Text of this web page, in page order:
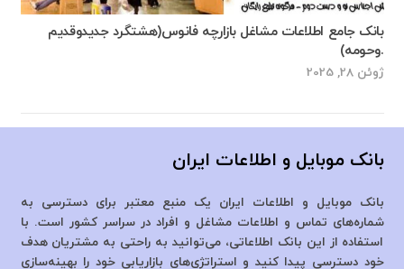
بانک جامع اطلاعات مشاغل بازارچه فانوس(هشتگرد جدیدوقدیم
.وحومه)
ژوئن 28, 2025
بانک موبایل و اطلاعات ایران
بانک موبایل و اطلاعات ایران یک منبع معتبر برای دسترسی به
شماره‌های تماس و اطلاعات مشاغل و افراد در سراسر کشور است. با
استفاده از این بانک اطلاعاتی، می‌توانید به راحتی به مشتریان هدف
خود دسترسی پیدا کنید و استراتژی‌های بازاریابی خود را بهینه‌سازی